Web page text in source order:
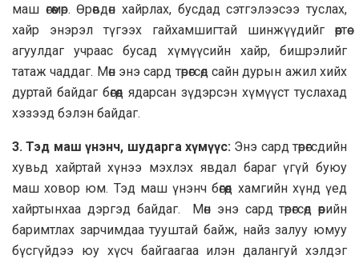
маш өгөөмөр. Өрөвдөн хайрлах, бусдад сэтгэлээсээ туслах,
хайр энэрэл түгээх гайхамшигтай шинжүүдийг өөртөө
агуулдаг учраас бусад хүмүүсийн хайр, бишрэлийг
татаж чаддаг. Мөн энэ сард төрөгсөд сайн дурын ажил хийх
дуртай байдаг бөгөөд ядарсан зүдэрсэн хүмүүст туслахад
хэзээд бэлэн байдаг.
3. Тэд маш үнэнч, шударга хүмүүс: Энэ сард төрөгсдийн
хувьд хайртай хүнээ мэхлэх явдал бараг үгүй буюу
маш ховор юм. Тэд маш үнэнч бөгөөд хамгийн хүнд үед
хайртынхаа дэргэд байдаг. Мөн энэ сард төрөгсөд өөрийн
баримтлах зарчимдаа тууштай байж, найз залуу юмуу
бүсгүйдээ юу хүсч байгаагаа илэн далангуй хэлдэг